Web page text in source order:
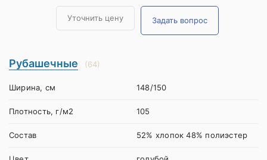
Уточнить цену Задать вопрос
Рубашечные (64)
Ширина, см 148/150
Плотность, г/м2 105
Состав 52% хлопок 48% полиэстер